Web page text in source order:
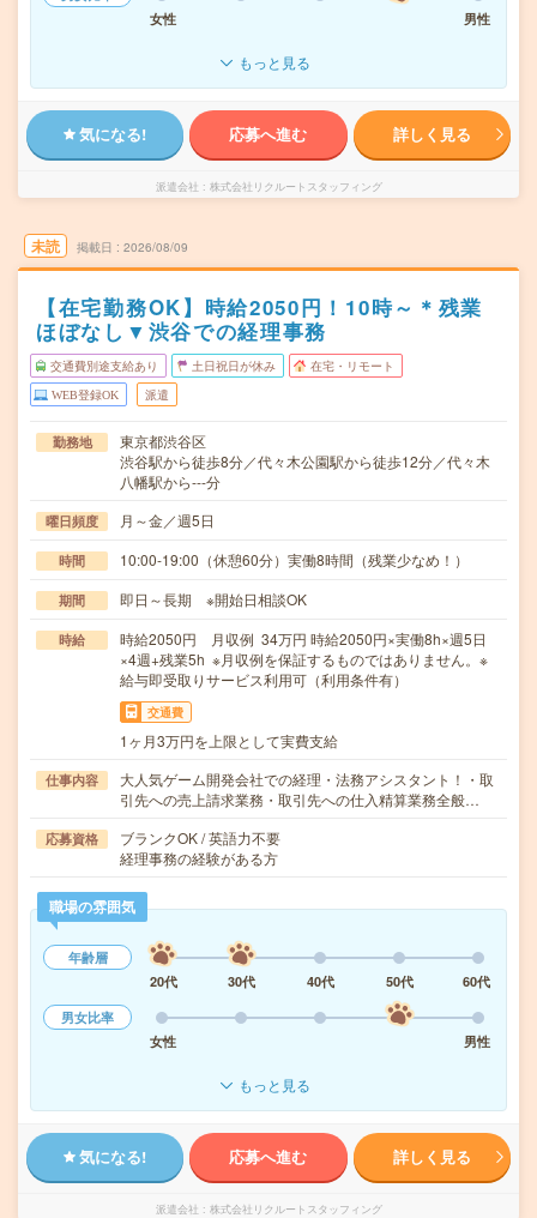
女性
男性
もっと見る
気になる! 応募へ進む 詳しく見る
派遣会社 株式会社リクルートスタッフィング
未読 掲載日 2026/08/09
【在宅勤務OK】時給2050円！10時～＊残業
ほぼなし▼渋谷での経理事務
交通費別途支給あり 土日祝日が休み 在宅・リモート
WEB登録OK 派遣
勤務地
東京都渋谷区
渋谷駅から徒歩8分／代々木公園駅から徒歩12分／代々木
八幡駅から---分
曜日頻度 月～金／週5日
時間 10:00-19:00（休憩60分）実働8時間（残業少なめ！）
期間 即日～長期 ※開始日相談OK
時給
時給2050円 月収例 34万円 時給2050円×実働8h×週5日
×4週+残業5h ※月収例を保証するものではありません。※
給与即受取りサービス利用可（利用条件有）
交通費
1ヶ月3万円を上限として実費支給
仕事内容
大人気ゲーム開発会社での経理・法務アシスタント！・取
引先への売上請求業務・取引先への仕入精算業務全般…
応募資格
ブランクOK / 英語力不要
経理事務の経験がある方
職場の雰囲気
年齢層
20代
30代 40代 50代
60代
男女比率
女性
男性
もっと見る
気になる! 応募へ進む 詳しく見る
派遣会社 株式会社リクルートスタッフィング